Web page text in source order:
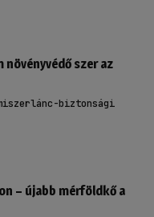
szer az
biztonsági
– újabb mérföldkő a